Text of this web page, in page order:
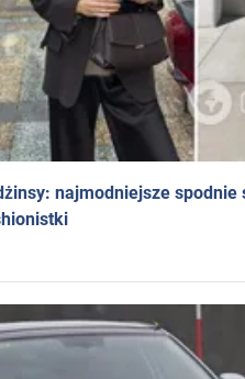
najmodniejsze spodnie